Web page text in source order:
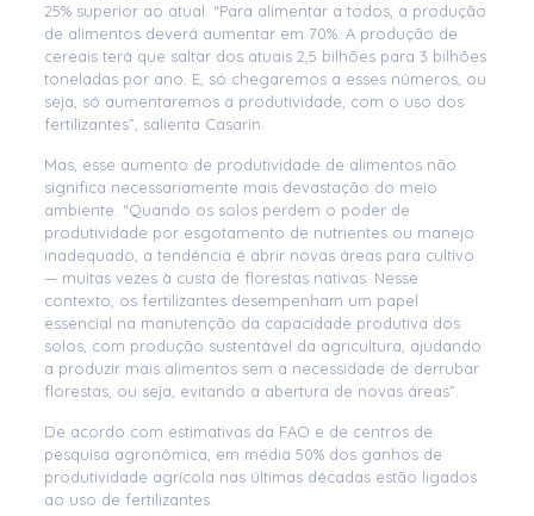
25% superior ao atual. “Para alimentar a todos, a produção
de alimentos deverá aumentar em 70%. A produção de
cereais terá que saltar dos atuais 2,5 bilhões para 3 bilhões
toneladas por ano. E, só chegaremos a esses números, ou
seja, só aumentaremos a produtividade, com o uso dos
fertilizantes”, salienta Casarin.
Mas, esse aumento de produtividade de alimentos não
significa necessariamente mais devastação do meio
ambiente. “Quando os solos perdem o poder de
produtividade por esgotamento de nutrientes ou manejo
inadequado, a tendência é abrir novas áreas para cultivo
— muitas vezes à custa de florestas nativas. Nesse
contexto, os fertilizantes desempenham um papel
essencial na manutenção da capacidade produtiva dos
solos, com produção sustentável da agricultura, ajudando
a produzir mais alimentos sem a necessidade de derrubar
florestas, ou seja, evitando a abertura de novas áreas”.
De acordo com estimativas da FAO e de centros de
pesquisa agronômica, em média 50% dos ganhos de
produtividade agrícola nas últimas décadas estão ligados
ao uso de fertilizantes.